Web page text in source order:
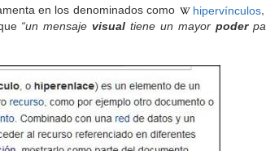
en los denominados como hipervínculos
“un mensajevisual tiene un mayorpoder